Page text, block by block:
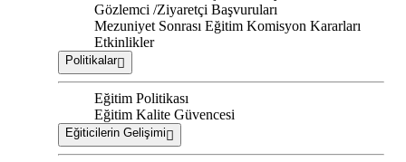
Gözlemci /Ziyaretçi Başvuruları
Mezuniyet Sonrası Eğitim Komisyon Kararları
Etkinlikler
Politikalar
Eğitim Politikası
Eğitim Kalite Güvencesi
Eğiticilerin Gelişimi